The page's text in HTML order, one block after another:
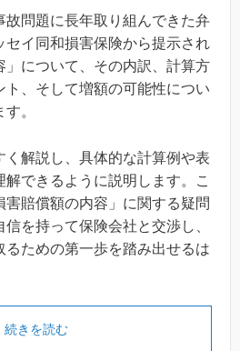
故問題に長年取り組んできた弁
セイ同和損害保険から提示され
」について、その内訳、計算方
ト、そして増額の可能性につい
。
く解説し、具体的な計算例や表
解できるように説明します。こ
賠償額の内容」に関する疑問
を持って保険会社と交渉し、
るための第一歩を踏み出せるは
続きを読む